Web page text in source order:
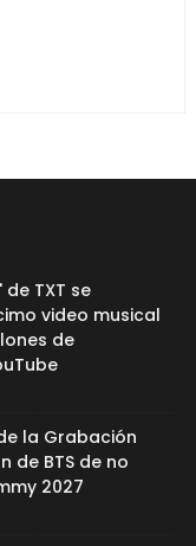
TXT se
video musical
de
la Grabación
de BTS de no
2027